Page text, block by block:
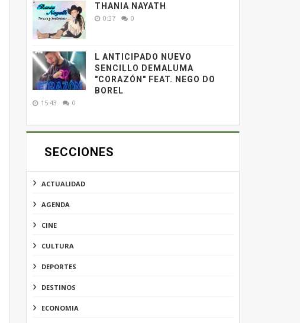
THANIA NAYATH
0:37 0
L ANTICIPADO NUEVO
SENCILLO DEMALUMA
"CORAZÓN" FEAT. NEGO DO
BOREL
15:43 0
SECCIONES
ACTUALIDAD
AGENDA
CINE
CULTURA
DEPORTES
DESTINOS
ECONOMIA